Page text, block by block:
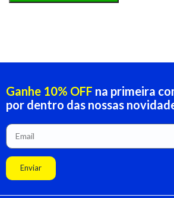
Ganhe 10% OFF na primeira
por dentro das nossas
Enviar